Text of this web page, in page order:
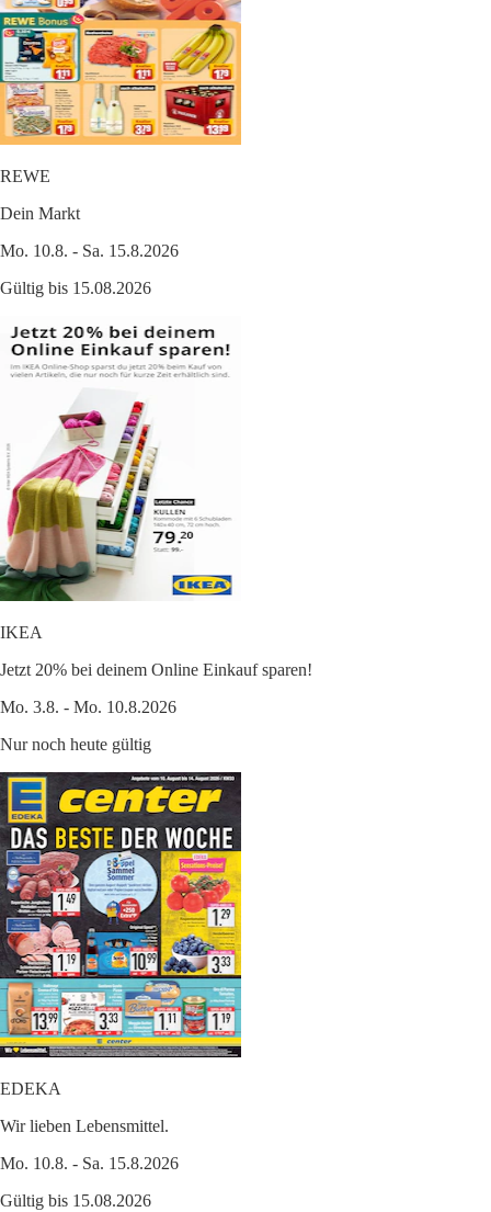
REWE
Dein Markt
Mo. 10.8. - Sa. 15.8.2026
Gültig bis 15.08.2026
IKEA
Jetzt 20% bei deinem Online Einkauf sparen!
Mo. 3.8. - Mo. 10.8.2026
Nur noch heute gültig
EDEKA
Wir lieben Lebensmittel.
Mo. 10.8. - Sa. 15.8.2026
Gültig bis 15.08.2026